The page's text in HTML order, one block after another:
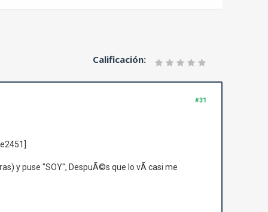
Calificación:
#31
y puse "SOY", DespuÃ©s que lo vÃ­ casi me